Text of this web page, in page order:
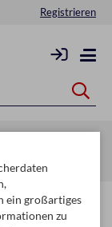
Registrieren
ein großartiges
zu